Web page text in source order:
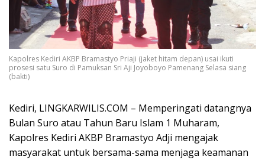
Kapolres Kediri AKBP Bramastyo Priaji (jaket hitam depan) usai ikuti
prosesi satu Suro di Pamuksan Sri Aji Joyoboyo Pamenang Selasa siang
(bakti)
Kediri, LINGKARWILIS.COM – Memperingati datangnya
Bulan Suro atau Tahun Baru Islam 1 Muharam,
Kapolres Kediri AKBP Bramastyo Adji mengajak
masyarakat untuk bersama-sama menjaga keamanan